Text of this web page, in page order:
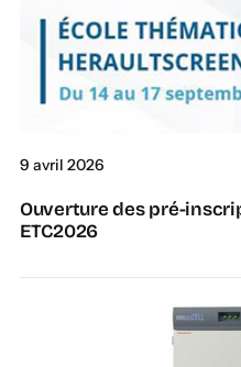
9 avril 2026
Ouverture des pré-
ETC2026